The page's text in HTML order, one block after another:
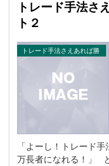
トレード手法さ
ト２
トレード手法さえあれば勝
「よーし！トレード
万長者になれる！」